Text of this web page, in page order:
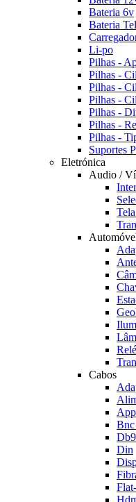
Bateria 6v
Bateria
Li-po
Pilhas -
Pilhas -
Pilhas -
Pilhas -
Pilhas -
Pilhas -
Pilhas -
Suportes
Eletrónica
Audio /
Cabos
Din